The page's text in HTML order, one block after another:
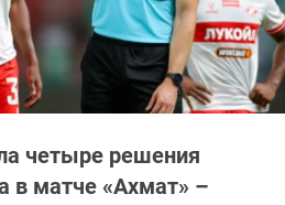
четыре решения
в матче «Ахмат» –